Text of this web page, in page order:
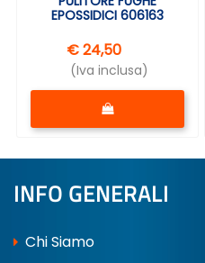
EPOSSIDICI 606163
€ 24,50
(Iva inclusa)
Quantità
INFO GENERALI
Chi Siamo